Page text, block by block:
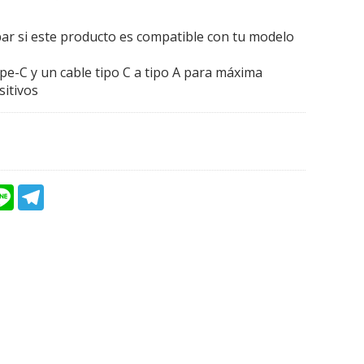
si este producto es compatible con tu modelo
C y un cable tipo C a tipo A para máxima
L